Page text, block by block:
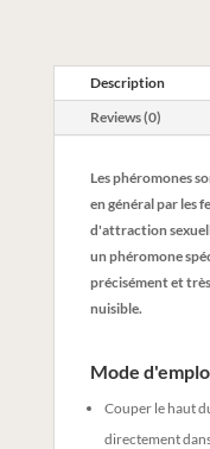
Description
Reviews (0)
Les phéromones
en général par les
d'attraction
un phéromone
précisément et
nuisible.
Mode
Couper le haut
directement